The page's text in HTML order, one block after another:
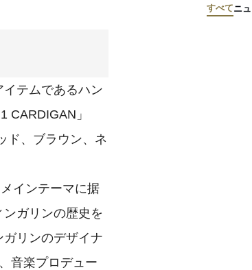
テムであるハン
CARDIGAN」
ド、ブラウン、ネ
インテーマに据
ガリンの歴史を
リンのデザイナ
音楽プロデュー
すべてニ